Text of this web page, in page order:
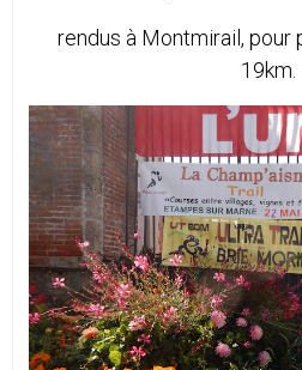
rendus à Montmirail, pour
19km.